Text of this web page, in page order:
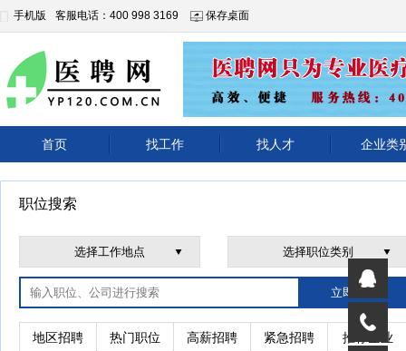
手机版 客服电话：400 998 3169 保存桌面
首页 找工作 找人才 企业类
职位搜索
立即搜索
地区招聘 热门职位 高薪招聘 紧急招聘 推荐企业